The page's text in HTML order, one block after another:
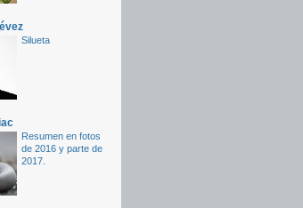
Silueta
Resumen en fotos
de 2016 y parte de
2017.